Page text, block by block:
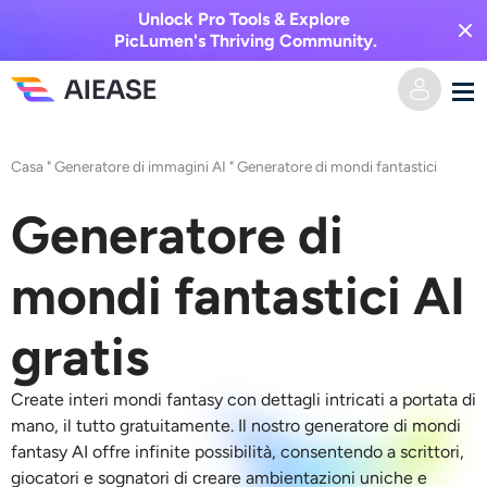
Unlock Pro Tools & Explore
PicLumen's Thriving Community.
Effetti video
Generatore di baci AI
Immagine AI
Da immagine a immagine
Da testo a immagine
Strumenti di intelligenza artificiale
Editor e creatore di foto
Prezzi
Casa "Generatore di immagini AI "Generatore di mondi fantastici
Generatore di
mondi fantastici AI
gratis
Create interi mondi fantasy con dettagli intricati a portata di
mano, il tutto gratuitamente. Il nostro generatore di mondi
fantasy AI offre infinite possibilità, consentendo a scrittori,
giocatori e sognatori di creare ambientazioni uniche e